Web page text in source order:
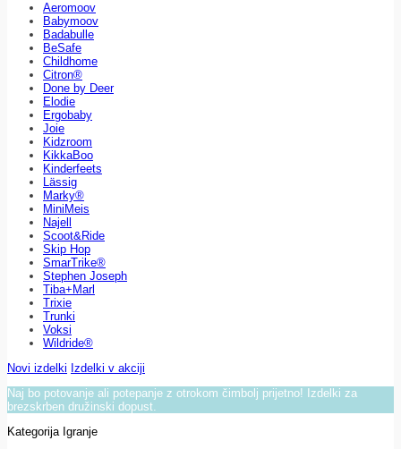
Aeromoov
Babymoov
Badabulle
BeSafe
Childhome
Citron®
Done by Deer
Elodie
Ergobaby
Joie
Kidzroom
KikkaBoo
Kinderfeets
Lässig
Marky®
MiniMeis
Najell
Scoot&Ride
Skip Hop
SmarTrike®
Stephen Joseph
Tiba+Marl
Trixie
Trunki
Voksi
Wildride®
Novi izdelki Izdelki v akciji
Naj bo potovanje ali potepanje z otrokom čimbolj prijetno! Izdelki za
brezskrben družinski dopust.
Kategorija Igranje